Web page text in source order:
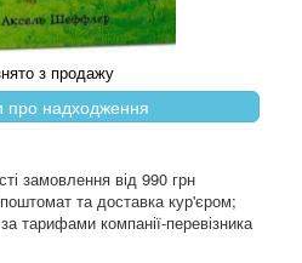
з продажу
про надходження
замовлення від 990 грн
та доставка кур'єром;
тарифами компанії-перевізника